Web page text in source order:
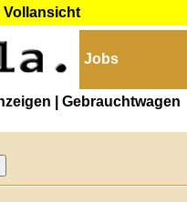
Vollansicht
Jobs
| Gebrauchtwagen